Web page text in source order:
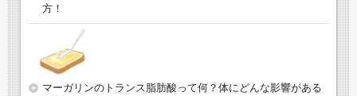
方！
マーガリンのトランス脂肪酸って何？体にどんな影響がある